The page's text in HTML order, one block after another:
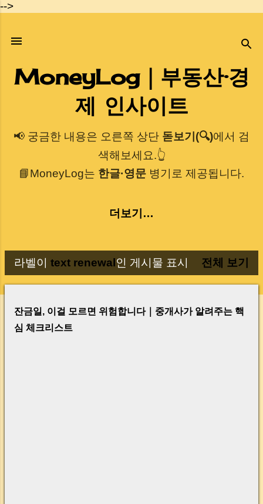
-->
기본 콘텐츠로 건너뛰기
MoneyLog｜부동산·경
제 인사이트
📢 궁금한 내용은 오른쪽 상단 돋보기(🔍)에서 검
색해보세요.👆
📘MoneyLog는 한글·영문 병기로 제공됩니다.
더보기…
글
라벨이 text renewal 인 게시물 표시 전체 보기
잔금일, 이걸 모르면 위험합니다｜중개사가 알려주는 핵
심 체크리스트